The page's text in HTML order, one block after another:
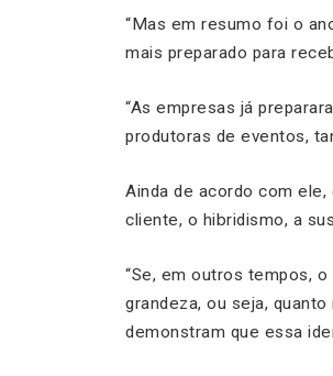
“Mas em resumo foi o
mais preparado para
“As empresas já
produtoras de eventos,
Ainda de acordo com
cliente, o hibridismo, a
“Se, em outros tempos,
grandeza, ou seja,
demonstram que essa